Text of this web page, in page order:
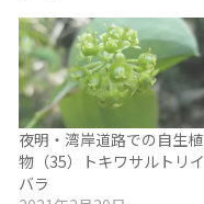
夜明・湾岸道路での自生植
物（35）トキワサルトリイ
バラ